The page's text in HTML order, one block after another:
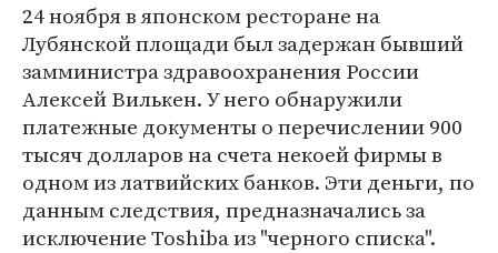
24 ноября в японском ресторане на
Лубянской площади был задержан бывший
замминистра здравоохранения России
Алексей Вилькен. У него обнаружили
платежные документы о перечислении 900
тысяч долларов на счета некоей фирмы в
одном из латвийских банков. Эти деньги, по
данным следствия, предназначались за
исключение Toshiba из "черного списка".